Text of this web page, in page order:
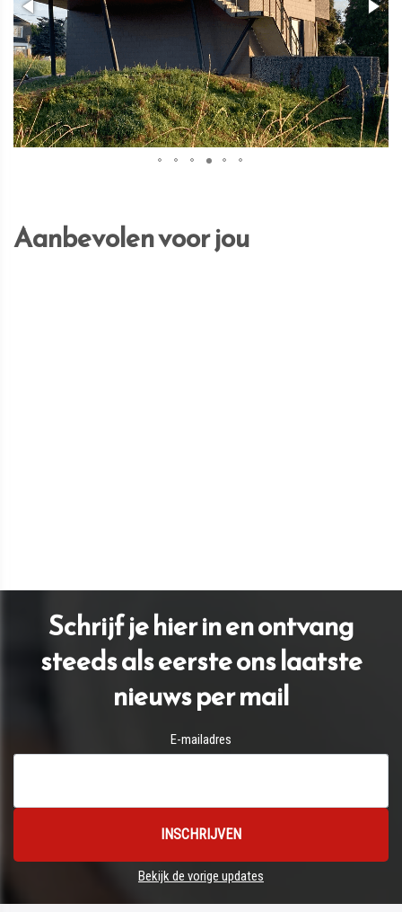
Aanbevolen voor jou
Schrijf je hier in en ontvang
steeds als eerste ons laatste
nieuws per mail
E-mailadres
Bekijk de vorige updates